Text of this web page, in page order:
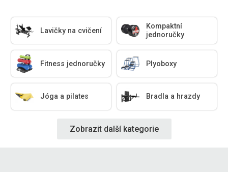
Lavičky na cvičení
Kompaktní
jednoručky
Fitness jednoručky Plyoboxy
Jóga a pilates Bradla a hrazdy
Zobrazit další kategorie